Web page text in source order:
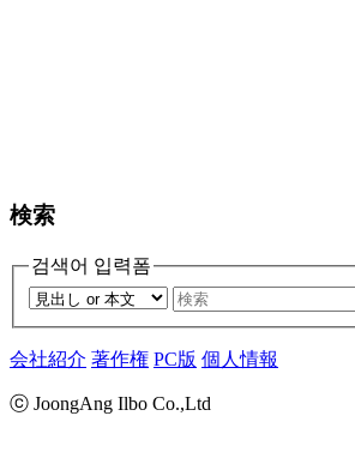
検索
검색어 입력폼
会社紹介 著作権 PC版 個人情報
ⓒ JoongAng Ilbo Co.,Ltd